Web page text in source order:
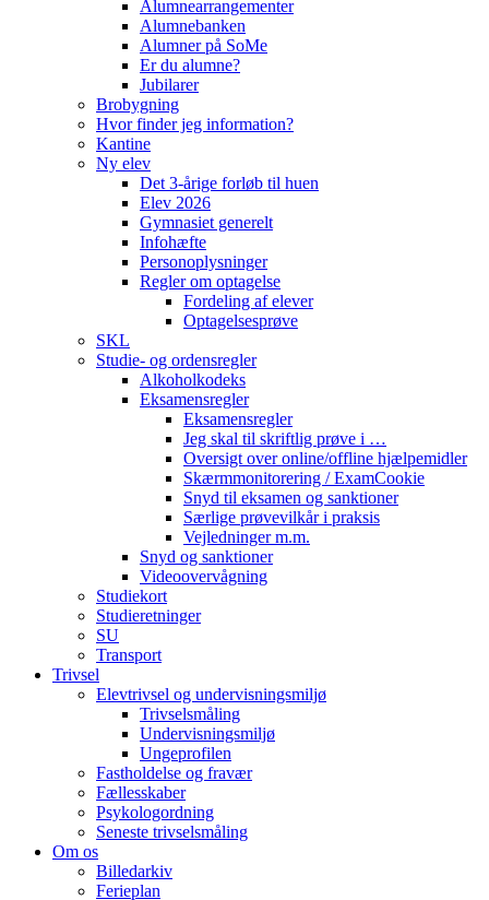
Alumnearrangementer
Alumnebanken
Alumner på SoMe
Er du alumne?
Jubilarer
Brobygning
Hvor finder jeg information?
Kantine
Ny elev
Det 3-årige forløb til huen
Elev 2026
Gymnasiet generelt
Infohæfte
Personoplysninger
Regler om optagelse
Fordeling af elever
Optagelsesprøve
SKL
Studie- og ordensregler
Alkoholkodeks
Eksamensregler
Eksamensregler
Jeg skal til skriftlig prøve i …
Oversigt over online/offline hjælpemidler
Skærmmonitorering / ExamCookie
Snyd til eksamen og sanktioner
Særlige prøvevilkår i praksis
Vejledninger m.m.
Snyd og sanktioner
Videoovervågning
Studiekort
Studieretninger
SU
Transport
Trivsel
Elevtrivsel og undervisningsmiljø
Trivselsmåling
Undervisningsmiljø
Ungeprofilen
Fastholdelse og fravær
Fællesskaber
Psykologordning
Seneste trivselsmåling
Om os
Billedarkiv
Ferieplan